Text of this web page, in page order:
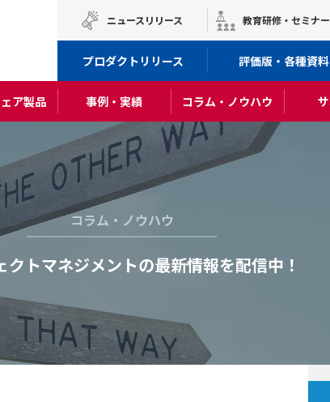
ア製品 事例・実績 コラム・ノウハウ
ニュースリリース 教育研修・セミナ
プロダクトリリース 評価版・各種資料
コラム・ノウハウ
クトマネジメントの最新情報を配信中！